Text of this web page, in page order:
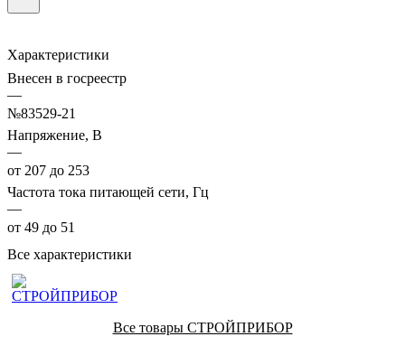
Характеристики
Внесен в госреестр
—
№83529-21
Напряжение, В
—
от 207 до 253
Частота тока питающей сети, Гц
—
от 49 до 51
Все характеристики
Все товары СТРОЙПРИБОР